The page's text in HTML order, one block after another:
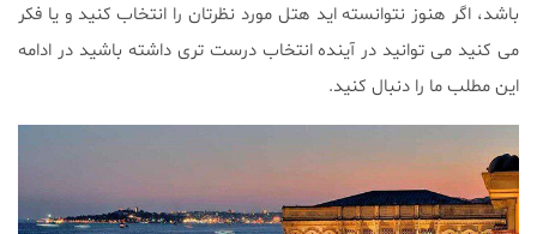
باشد، اگر هنوز نتوانسته اید هتل مورد نظرتان را انتخاب کنید و یا فکر
می کنید می توانید در آینده انتخاب درست تری داشته باشید در ادامه
این مطلب ما را دنبال کنید.